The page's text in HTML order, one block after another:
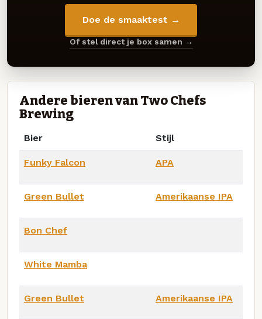
Doe de smaaktest →
Of stel direct je box samen →
Andere bieren van Two Chefs
Brewing
Bier Stijl
Funky Falcon APA
Green Bullet Amerikaanse IPA
Bon Chef
White Mamba
Green Bullet Amerikaanse IPA